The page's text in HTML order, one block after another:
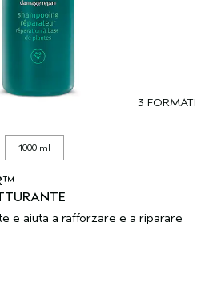
3 FORMATI
1000 ml
e aiuta a rafforzare e a riparare